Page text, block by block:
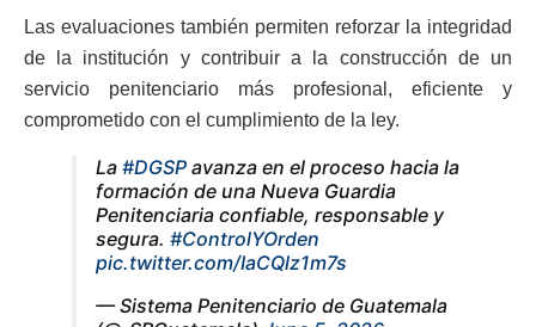
Las evaluaciones también permiten reforzar la integridad
de la institución y contribuir a la construcción de un
servicio penitenciario más profesional, eficiente y
comprometido con el cumplimiento de la ley.
La #DGSP avanza en el proceso hacia la
formación de una Nueva Guardia
Penitenciaria confiable, responsable y
segura. #ControlYOrden
pic.twitter.com/IaCQlz1m7s
— Sistema Penitenciario de Guatemala